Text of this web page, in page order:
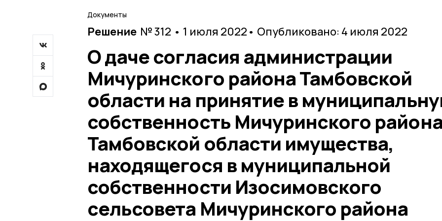
Документы
Решение № 312 • 1 июля 2022 • Опубликовано: 4 июля 2022
О даче согласия администрации
Мичуринского района Тамбовской
области на принятие в
собственность Мичуринского
Тамбовской области имущества,
находящегося в муниципальной
собственности Изосимовского
сельсовета Мичуринского района